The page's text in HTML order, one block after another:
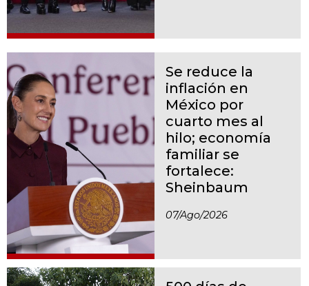
Se reduce la
inflación en
México por
cuarto mes al
hilo; economía
familiar se
fortalece:
Sheinbaum
07/ago/2026